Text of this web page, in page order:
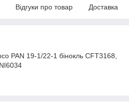
Відгуки про товар Доставка
PAN 19-1/22-1 бінокль CFT3168,